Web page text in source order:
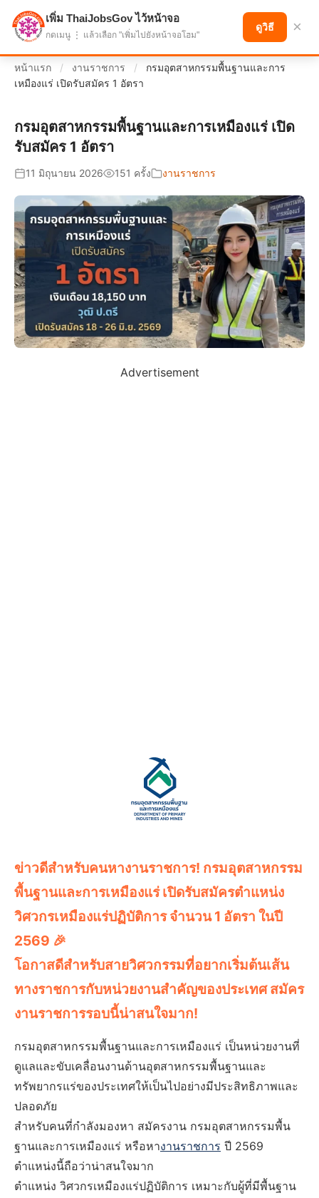
แบ่งปันโอกาส เพื่ออนาคตที่ก้าวหน้า
หน้าแรก / งานราชการ /
กรมอุตสาหกรรมพื้นฐานและการ
เหมืองแร่ เปิดรับสมัคร 1 อัตรา
กรมอุตสาหกรรมพื้นฐานและการเหมืองแร่ เปิด
รับสมัคร 1 อัตรา
11 มิถุนายน 2026 151 ครั้ง งานราชการ
Advertisement
ข่าวดีสำหรับคนหางานราชการ! กรมอุตสาหกรรม
พื้นฐานและการเหมืองแร่ เปิดรับสมัครตำแหน่ง
วิศวกรเหมืองแร่ปฏิบัติการ จำนวน 1 อัตรา ในปี
2569 🎉
โอกาสดีสำหรับสายวิศวกรรมที่อยากเริ่มต้นเส้น
ทางราชการกับหน่วยงานสำคัญของประเทศ สมัคร
งานราชการรอบนี้น่าสนใจมาก!
กรมอุตสาหกรรมพื้นฐานและการเหมืองแร่ เป็นหน่วยงานที่
ดูแลและขับเคลื่อนงานด้านอุตสาหกรรมพื้นฐานและ
ทรัพยากรแร่ของประเทศให้เป็นไปอย่างมีประสิทธิภาพและ
ปลอดภัย
สำหรับคนที่กำลังมองหา สมัครงาน กรมอุตสาหกรรมพื้น
ฐานและการเหมืองแร่ หรือหางานราชการ ปี 2569
ตำแหน่งนี้ถือว่าน่าสนใจมาก
ตำแหน่ง วิศวกรเหมืองแร่ปฏิบัติการ เหมาะกับผู้ที่มีพื้นฐาน
เพิ่ม ThaiJobsGov ไว้หน้าจอ
กดเมนู ⋮ แล้วเลือก "เพิ่มไปยังหน้าจอโฮม"
ดูวิธี ×